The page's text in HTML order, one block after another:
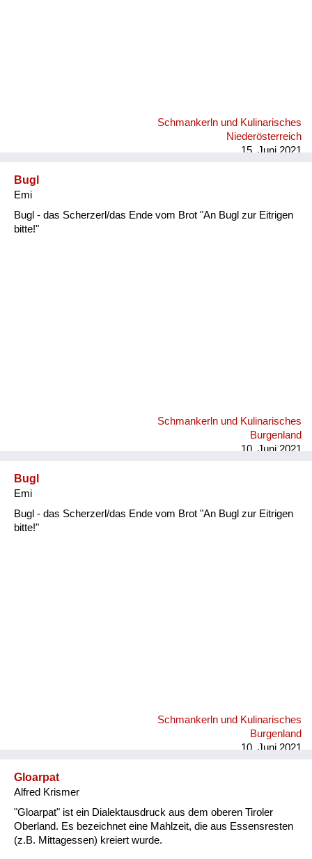
Schmankerln und Kulinarisches
Niederösterreich
15. Juni 2021
Bugl
Emi
Bugl - das Scherzerl/das Ende vom Brot "An Bugl zur Eitrigen
bitte!"
Schmankerln und Kulinarisches
Burgenland
10. Juni 2021
Bugl
Emi
Bugl - das Scherzerl/das Ende vom Brot "An Bugl zur Eitrigen
bitte!"
Schmankerln und Kulinarisches
Burgenland
10. Juni 2021
Gloarpat
Alfred Krismer
"Gloarpat" ist ein Dialektausdruck aus dem oberen Tiroler
Oberland. Es bezeichnet eine Mahlzeit, die aus Essensresten
(z.B. Mittagessen) kreiert wurde.